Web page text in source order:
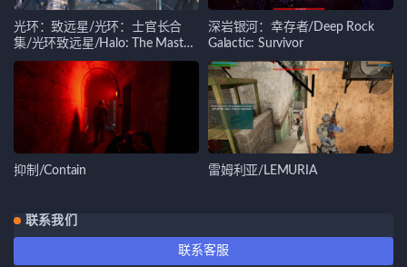
光环：致远星/光环：士官长合
集/光环致远星/Halo: The Master
Chief Collection
深岩银河：幸存者/Deep Rock
Galactic: Survivor
抑制/Contain 雷姆利亚/LEMURIA
联系我们
联系客服